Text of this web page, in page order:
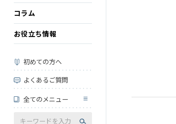
コラム
お役立ち情報
初めての方へ
よくあるご質問
全てのメニュー